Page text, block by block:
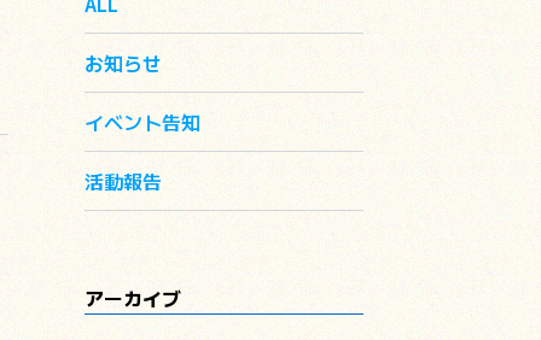
お知らせ
イベント告知
活動報告
アーカイブ